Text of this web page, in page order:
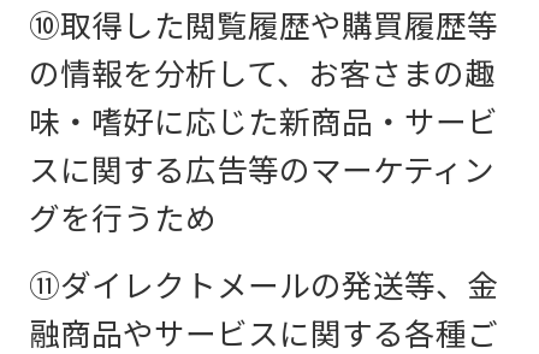
⑩取得した閲覧履歴や購買履歴等
の情報を分析して、お客さまの趣
味・嗜好に応じた新商品・サービ
スに関する広告等のマーケティン
グを行うため
⑪ダイレクトメールの発送等、金
融商品やサービスに関する各種ご